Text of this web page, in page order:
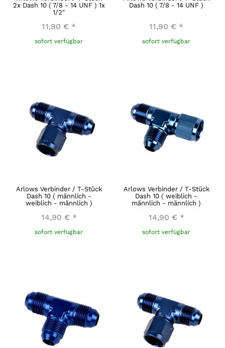
2x Dash 10 ( 7/8 - 14 UNF ) 1x
1/2"
11,90 € *
sofort verfügbar
Dash 10 ( 7/8 - 14 UNF )
11,90 € *
sofort verfügbar
Arlows Verbinder / T-Stück
Dash 10 ( männlich -
weiblich - männlich )
14,90 € *
sofort verfügbar
Arlows Verbinder / T-Stück
Dash 10 ( weiblich -
männlich - männlich )
14,90 € *
sofort verfügbar